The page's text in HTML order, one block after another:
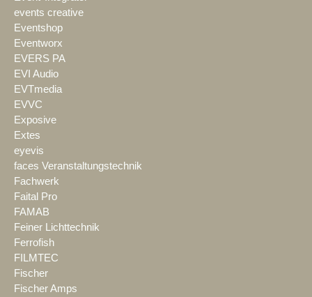
events creative
Eventshop
Eventworx
EVERS PA
EVI Audio
EVTmedia
EVVC
Exposive
Extes
eyevis
faces Veranstaltungstechnik
Fachwerk
Faital Pro
FAMAB
Feiner Lichttechnik
Ferrofish
FILMTEC
Fischer
Fischer Amps